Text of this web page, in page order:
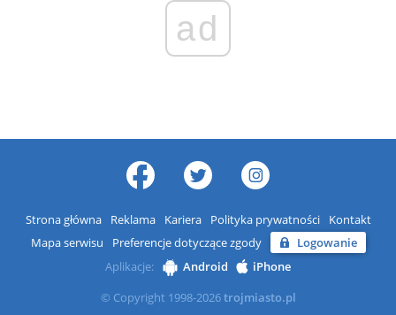
ad
Strona główna Reklama Kariera Polityka prywatności
Kontakt
Mapa serwisu
Preferencje dotyczące zgody
Logowanie
Aplikacje:
Android
iPhone
© Copyright 1998-2026trojmiasto.pl